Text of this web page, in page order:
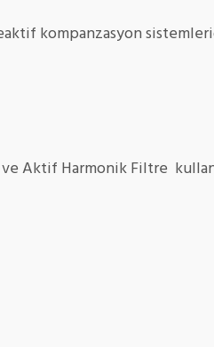
kompanzasyon
ve Aktif Harmonik Filtre